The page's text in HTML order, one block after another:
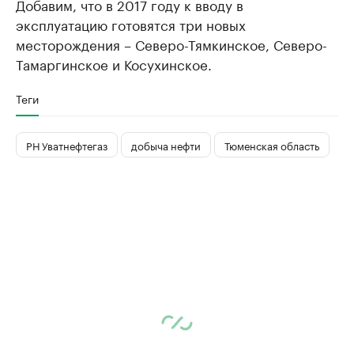
эксплуатацию готовятся три новых
месторождения – Северо-Тямкинское, Северо-
Тамаргинское и Косухинское.
Теги
РН Уватнефтегаз добыча нефти Тюменская область